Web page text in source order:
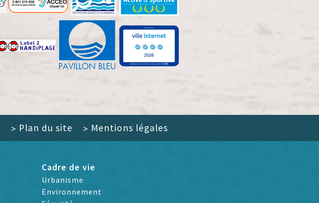
> Plan du site > Mentions légales
Cadre de vie
Urbanisme
Environnement